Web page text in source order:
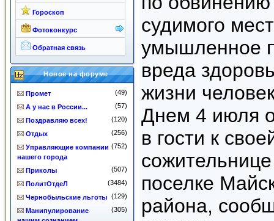
Гороскоп
Фотоконкурс
Обратная связь
Новое на форуме
Промет
(49)
А у нас в России...
(57)
Поздравляю всех!
(120)
Отдых
(256)
Управляющие компании
нашего города
(752)
Приколы
(507)
ПолитОтдеЛ
(3484)
Чернобыльские льготы (129)
Манипулирование
(305)
судимого
умышленное
вреда
жизни
Днем 4 июля
в гости к
поселке
района,